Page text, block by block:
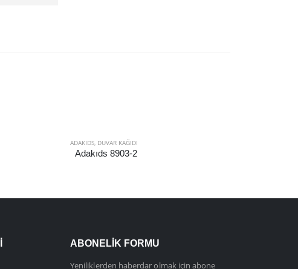
ADAKIDS, DUVAR KAĞIDI
Adakıds 8903-2
ABONELIK FORMU
Yeniliklerden haberdar olmak için abone